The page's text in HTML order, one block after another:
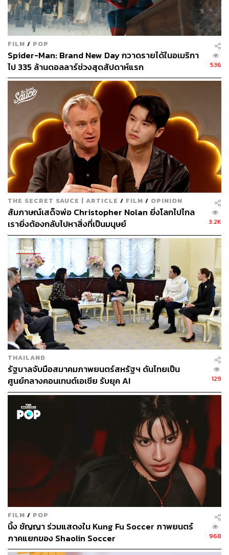
จุดเด่นของภาพยนตร์ที่เราชื่นชอบมากๆ คืองานโปรดักชัน
และงานวิชวลเอฟเฟ็กต์ที่ถูกสร้างสรรค์ออกมาอย่างโดดเด่น
ไล่เรียงตั้งแต่การวางมุมกล้องที่ดึงบรรยากาศชวนพิศวงของ
เรื่องให้โดดเด่นขึ้นมาอย่างชัดเจน หรือจะเป็นงานโปรดักชัน
ดีไซน์ กับการออกแบบฉาก การจัดวางพร็อพต่างๆ และการ
ใช้แสงไฟ ที่เสริมให้ความเหนือจริงและความลึกลับของเรื่อง
มีมนตร์ขลังมากขึ้นพอสมควร
เช่นเดียวกับความยอดเยี่ยมของงานเมกอัพเอฟเฟ็กต์และวิ
ชวลเอฟเฟ็กต์ที่ไม่กล่าวถึงไม่ได้ โดยเฉพาะปีศาจที่ปรากฏตัว
ออกมาในเรื่อง ซึ่งทีมสร้างก็ออกแบบมาได้อย่างมีเอกลักษณ์
และสร้างภาพจำให้กับเราได้ดี จนเราอยากเชิญชวนให้ทุกคน
ไปชมด้วยตาตัวเอง
อย่างไรก็ตาม SLR กล้อง ติด ตาย
ก็มีจุดด้อยบางจุดที่เรารู้สึก
ไม่ชอบเป็นการส่วนตัวเช่นกัน อย่างแรกคือประเด็นความ
สัมพันธ์ของตัวละครหลักทั้ง 3 ตัว อย่าง แดน, น้ำ และ เกรท
ที่ถูกปูเรื่องราวให้เราทำความรู้จักเพียงผิวเผิน ไม่ได้พาเราไป
สำรวจความรู้สึกของทั้ง 3 คนอย่างลึกซึ้งเท่าไรนัก มันจึงส่ง
ผลให้มิติของตัวละครหลักทั้ง 3 ตัวค่อนข้างจะเรียบแบน และ
ไม่สามารถชักชวนให้เรามีความรู้สึกร่วมไปกับประเด็นบาง
FILM / POP
Spider-Man: Brand New Day กวาดรายได้ในอเมริกา
ไป 335 ล้านดอลลาร์ช่วงสุดสัปดาห์แรก
536
THE SECRET SAUCE | ARTICLE / FILM / OPINION
สัมภาษณ์เสด็จพ่อ Christopher Nolan ยิ่งโลกไปไกล
เรายิ่งต้องกลับไปหาสิ่งที่เป็นมนุษย์
3.2K
THAILAND
รัฐบาลจับมือสมาคมภาพยนตร์สหรัฐฯ ดันไทยเป็น
ศูนย์กลางคอนเทนต์เอเชีย รับยุค AI
129
FILM / POP
นิ้ง ชัญญา ร่วมแสดงใน Kung Fu Soccer ภาพยนตร์
ภาคแยกของ Shaolin Soccer
968